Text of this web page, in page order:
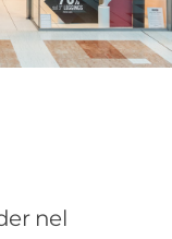
nel